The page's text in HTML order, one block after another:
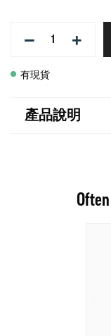
− +
有現貨
產品說明